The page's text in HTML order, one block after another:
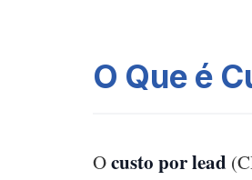
O Que é
Ocusto por lead